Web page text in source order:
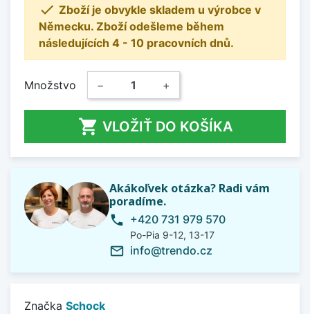
 Zboží je obvykle skladem u výrobce v
Německu. Zboží odešleme během
následujících 4 - 10 pracovních dnů.
Množstvo − +
 VLOŽIŤ DO KOŠÍKA
Akákoľvek otázka? Radi vám
poradíme.
phone +420 731 979 570
Po-Pia 9-12, 13-17
mail_outline info@trendo.cz
Značka Schock